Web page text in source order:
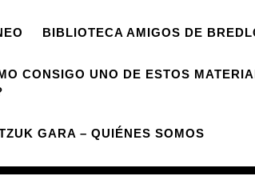
BIBLIOTECA AMIGOS DE
CONSIGO UNO DE ESTOS
GARA – QUIÉNES SOMOS